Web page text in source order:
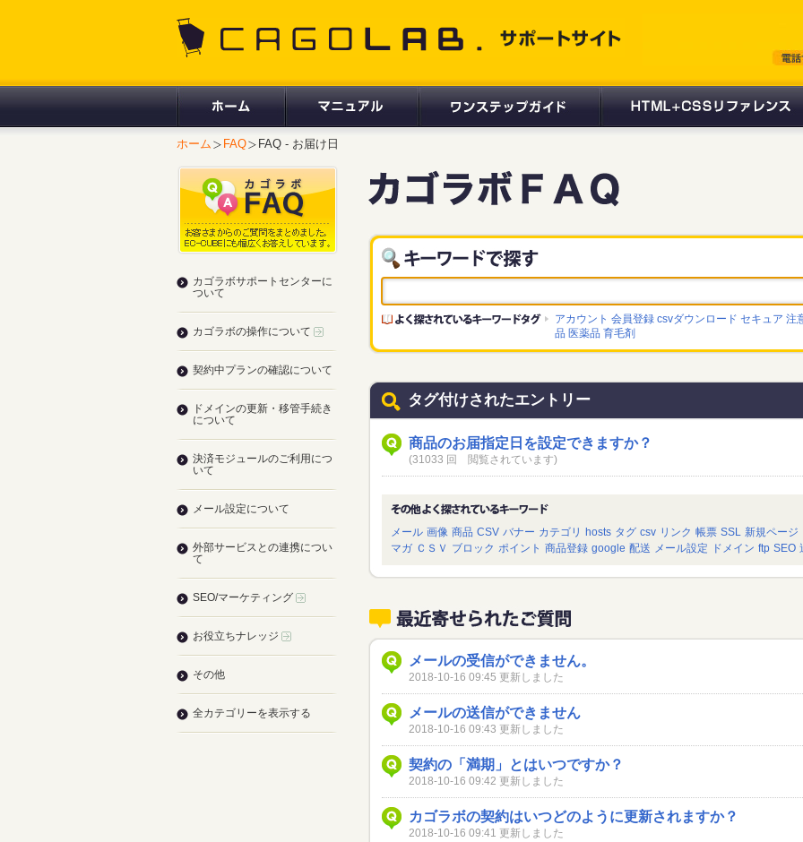
ホーム FAQ FAQ - お届け日
アカウント 会員登録 csvダウンロード セキュア 注
品 医薬品 育毛剤
タグ付けされたエントリー
商品のお届指定日を設定できますか？
(31033 回 閲覧されています)
メール 画像 商品 CSV バナー カテゴリ hosts タグ csv リンク 帳票 SSL 新規ページ
マガ ＣＳＶ ブロック ポイント 商品登録 google 配送 メール設定 ドメイン ftp SEO
メールの受信ができません。
2018-10-16 09:45 更新しました
メールの送信ができません
2018-10-16 09:43 更新しました
契約の「満期」とはいつですか？
2018-10-16 09:42 更新しました
カゴラボの契約はいつどのように更新されますか？
2018-10-16 09:41 更新しました
カゴラボサポートセンターに
ついて
カゴラボの操作について
契約中プランの確認について
ドメインの更新・移管手続き
について
決済モジュールのご利用につ
いて
メール設定について
外部サービスとの連携につい
て
SEO/マーケティング
お役立ちナレッジ
その他
全カテゴリーを表示する